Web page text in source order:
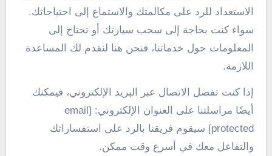
الاستعداد للرد على مكالمتك والاستماع إلى احتياجاتك.
سواء كنت بحاجة إلى سحب سيارتك أو تحتاج إلى
المعلومات حول خدماتنا، فنحن هنا لنقدم لك المساعدة
اللازمة.
إذا كنت تفضل الاتصال عبر البريد الإلكتروني، فيمكنك
أيضًا مراسلتنا على العنوان الإلكتروني: [email
protected] سيقوم فريقنا بالرد على استفساراتك
والتفاعل معك في أسرع وقت ممكن.